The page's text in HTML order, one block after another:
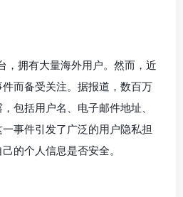
，拥有大量海外用户。然而，近
而备受关注。据报道，数百万
包括用户名、电子邮件地址、
事件引发了广泛的用户隐私担
的个人信息是否安全。